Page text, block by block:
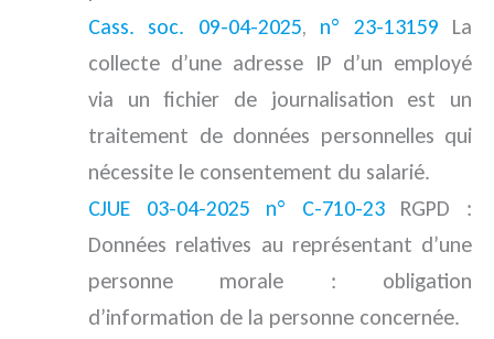
Cass. soc. 09-04-2025, n° 23-13159 La
collecte d’une adresse IP d’un employé
via un fichier de journalisation est un
traitement de données personnelles qui
nécessite le consentement du salarié.
CJUE 03-04-2025 n° C-710-23RGPD :
Données relatives au représentant d’une
personne morale : obligation
d’information de la personne concernée.